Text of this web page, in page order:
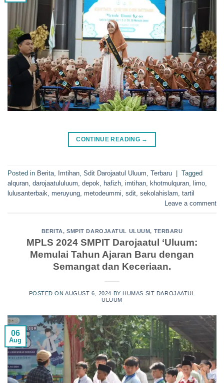
CONTINUE READING →
Posted in Berita Imtihan Sdit Darojaatul Uluum Terbaru
Tagged
alquran darojaatululuum depok hafizh imtihan khotmulquran limo
lulusanterbaik meruyung metodeummi sdit sekolahislam tartil
Leave a comment
BERITA,SMPIT DAROJAATUL ULUUM, TERBARU
MPLS 2024 SMPIT Darojaatul ‘Uluum:
Memulai Tahun Ajaran Baru dengan
Semangat dan Keceriaan.
POSTED ONAUGUST 6, 2024 BY HUMAS SIT DAROJAATUL
ULUUM
06
Aug